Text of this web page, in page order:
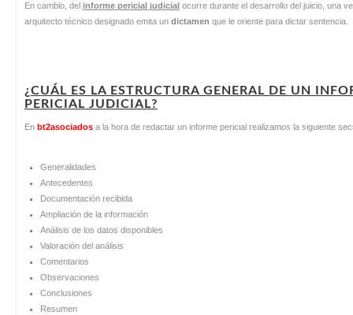
En cambio, del informe pericial judicial ocurre durante el desarrollo del juicio, una
arquitecto técnico designado emita un dictamen que le oriente para dictar sentencia.
¿CUÁL ES LA ESTRUCTURA GENERAL DE UN
PERICIAL JUDICIAL?
En bt2asociados a la hora de redactar un informe pericial realizamos la siguiente
Generalidades
Antecedentes
Documentación recibida
Ampliación de la información
Análisis de los datos disponibles
Valoración del análisis
Comentarios
Observaciones
Conclusiones
Resumen